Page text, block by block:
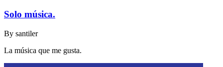
Solo música.
By santiler
La música que me gusta.